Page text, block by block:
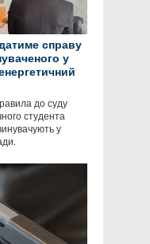
справу
у
до суду
студента
у